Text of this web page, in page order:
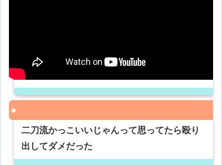
二刀流かっこいいじゃんって思ってたら殴り
出してダメだった